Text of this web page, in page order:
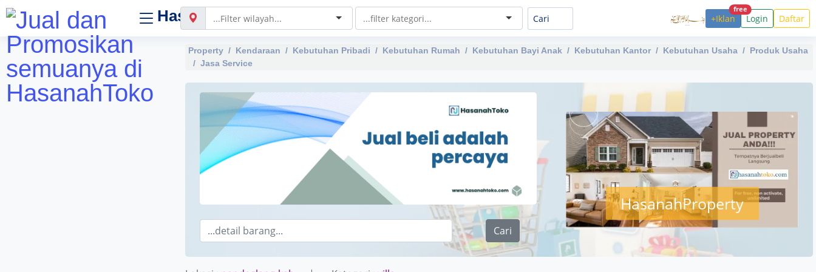
HasanahToko +Iklan
free
Login Daftar
Property Kendaraan Kebutuhan Pribadi Kebutuhan Rumah Kebutuhan Bayi Anak Kebutuhan Kantor Kebutuhan Usaha
Produk Usaha
Jasa Service
Cari
HasanahProperty